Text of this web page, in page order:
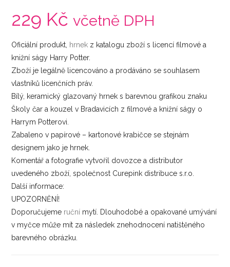
229 Kč včetně DPH
Oficiální produkt, hrnek z katalogu zboží s licencí filmové a
knižní ságy Harry Potter.
Zboží je legálně licencováno a prodáváno se souhlasem
vlastníků licenčních práv.
Bílý, keramický glazovaný hrnek s barevnou grafikou znaku
Školy čar a kouzel v Bradavicích z filmové a knižní ságy o
Harrym Potterovi.
Zabaleno v papírové – kartonové krabičce se stejnám
designem jako je hrnek.
Komentář a fotografie vytvořil dovozce a distributor
uvedeného zboží, společnost Curepink distribuce s.r.o.
Další informace:
UPOZORNĚNÍ!
Doporučujeme ruční mytí. Dlouhodobé a opakované umývání
v myčce může mít za následek znehodnocení natištěného
barevného obrázku.